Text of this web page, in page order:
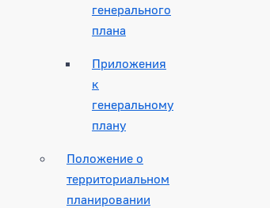
генерального
плана
Приложения
к
генеральному
плану
Положение о
территориальном
планировании